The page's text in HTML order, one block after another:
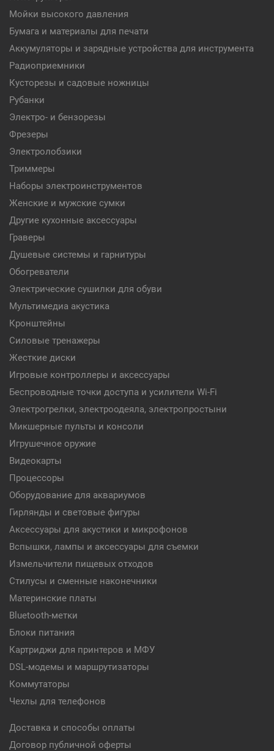
Мойки высокого давления
Бумага и материалы для печати
Аккумуляторы и зарядные устройства для инструмента
Радиоприемники
Кусторезы и садовые ножницы
Рубанки
Электро- и бензорезы
Фрезеры
Электролобзики
Триммеры
Наборы электроинструментов
Женские и мужские сумки
Другие кухонные аксессуары
Граверы
Душевые системы и гарнитуры
Обогреватели
Электрические сушилки для обуви
Мультимедиа акустика
Кронштейны
Силовые тренажеры
Жесткие диски
Игровые контроллеры и аксессуары
Беспроводные точки доступа и усилители Wi-Fi
Электрогрелки, электроодеяла, электропростыни
Микшерные пульты и консоли
Игрушечное оружие
Видеокарты
Процессоры
Оборудование для аквариумов
Гирлянды и световые фигуры
Аксессуары для акустики и микрофонов
Вспышки, лампы и аксессуары для съемки
Измельчители пищевых отходов
Стилусы и сменные наконечники
Материнские платы
Bluetooth-метки
Блоки питания
Картриджи для принтеров и МФУ
DSL-модемы и маршрутизаторы
Коммутаторы
Чехлы для телефонов
Доставка и способы оплаты
Договор публичной оферты